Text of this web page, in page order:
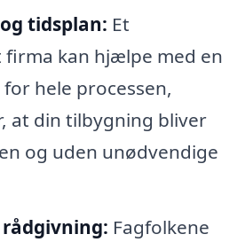
tidsplan: Et
firma kan hjælpe med en
hele processen,
at din tilbygning bliver
og uden unødvendige
Fagfolkene